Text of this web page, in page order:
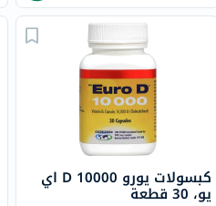
كبسولات يورو D 10000 اي
يو، 30 قطعة